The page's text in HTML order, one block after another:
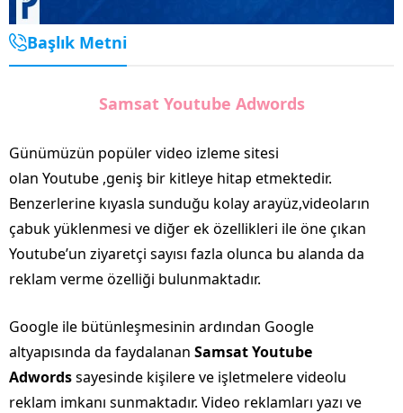
Başlık Metni
Samsat Youtube Adwords
Günümüzün popüler video izleme sitesi
olan Youtube ,geniş bir kitleye hitap etmektedir.
Benzerlerine kıyasla sunduğu kolay arayüz,videoların
çabuk yüklenmesi ve diğer ek özellikleri ile öne çıkan
Youtube’un ziyaretçi sayısı fazla olunca bu alanda da
reklam verme özelliği bulunmaktadır.
Google ile bütünleşmesinin ardından Google
altyapısında da faydalanan Samsat Youtube
Adwordssayesinde kişilere ve işletmelere videolu
reklam imkanı sunmaktadır. Video reklamları yazı ve